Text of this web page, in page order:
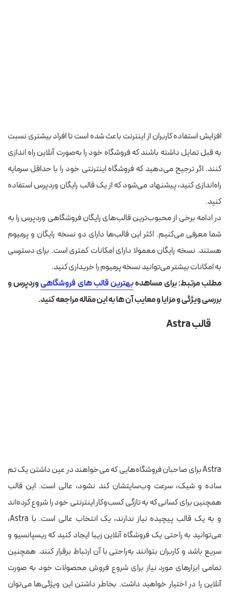
افزایش استفاده کاربران از اینترنت باعث شده است تا افراد بیشتری نسبت
به قبل تمایل داشته باشند که فروشگاه خود را به‌صورت آنلاین راه اندازی
کنند. اگر ترجیح می‌دهید که فروشگاه اینترنتی خود را با حداقل سرمایه
راه‌اندازی کنید، پیشنهاد می‌شود که از یک قالب رایگان وردپرس استفاده
کنید.
در ادامه برخی از محبوب‌ترین قالب‌های رایگان فروشگاهی وردپرس را به
شما معرفی می‌کنیم. اکثر این قالب‌ها دارای دو نسخه رایگان و پرمیوم
هستند. نسخه رایگان معمولا دارای امکانات کمتری است. برای دسترسی
به امکانات بیشتر می‌توانید نسخه پرمیوم را خریداری کنید.
مطلب مرتبط: برای مساهدهبهترین قالب های فروشگاهیوردپرس و
بررسی ویژگی و مزایا و معایب آن ها به این مقاله مراجعه کنید.
قالب Astra
Astra برای صاحبان فروشگاه‌هایی که می‌خواهند در عین داشتن یک تم
ساده و شیک، سرعت وب‌سایتشان کند نشود، عالی است. این قالب
همچنین برای کسانی که به تازگی کسب‌وکار اینترنتی خود را شروع کرده‌اند
و به یک قالب پیچیده نیاز ندارند، یک انتخاب عالی است. با Astra،
می‌توانید به راحتی یک فروشگاه آنلاین زیبا ایجاد کنید که ریسپانسیو و
سریع باشد و کاربران بتوانند به‌راحتی با آن ارتباط برقرار کنند. همچنین
تمامی ابزارهای مورد نیاز برای شروع فروش محصولات خود به صورت
آنلاین را در اختیار خواهید داشت. بخاطر داشتن این ویژگی‌ها می‌توان